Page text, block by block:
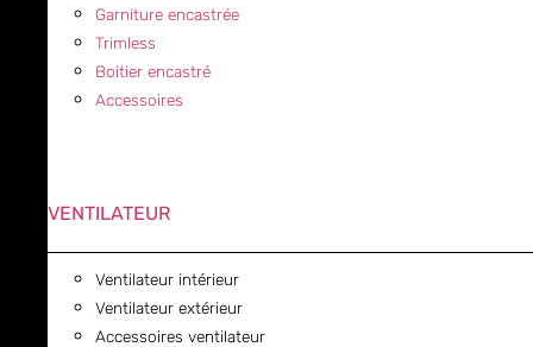
Garniture encastrée
Trimless
Boitier encastré
Accessoires
VENTILATEUR
Ventilateur intérieur
Ventilateur extérieur
Accessoires ventilateur